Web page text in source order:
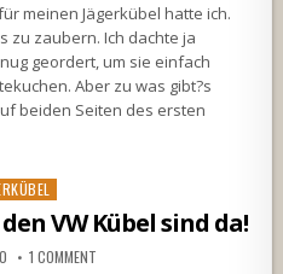
meinen Jägerkübel hatte ich.
zu zaubern. Ich dachte ja
geordert, um sie einfach
Aber zu was gibt?s
beiden Seiten des ersten
VW Kübel sind da!
1 COMMENT